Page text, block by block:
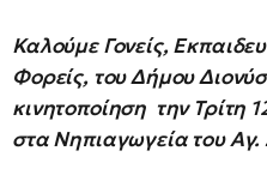
Καλούμε Γονείς,
Φορείς, του Δήμου
κινητοποίηση την Τρίτη
στα Νηπιαγωγεία του Αγ.